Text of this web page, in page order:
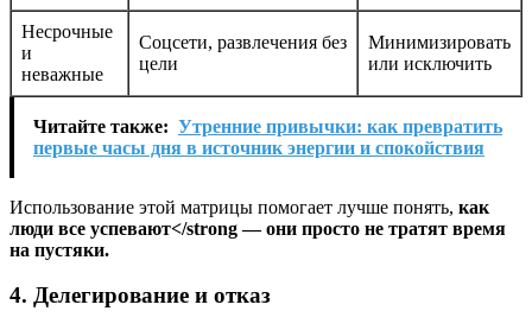
Несрочные
и
неважные
Соцсети, развлечения без
цели
Минимизировать
или исключить
Читайте также: Утренние привычки: как превратить
первые часы дня в источник энергии и спокойствия
Использование этой матрицы помогает лучше понять, как
люди все успевают</strong — они просто не тратят время
на пустяки.
4. Делегирование и отказ